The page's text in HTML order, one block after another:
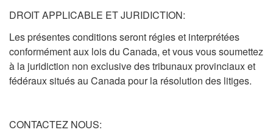
DROIT APPLICABLE ET JURIDICTION:
Les présentes conditions seront régies et interprétées
conformément aux lois du Canada, et vous vous soumettez
à la juridiction non exclusive des tribunaux provinciaux et
fédéraux situés au Canada pour la résolution des litiges.
CONTACTEZ NOUS: